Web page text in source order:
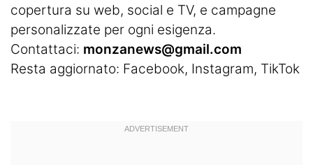
copertura su web, social e TV, e campagne
personalizzate per ogni esigenza.
Contattaci: monzanews@gmail.com
Resta aggiornato: Facebook, Instagram, TikTok